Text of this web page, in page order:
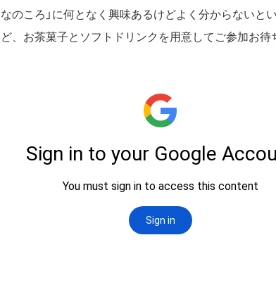
なのころ」に何となく興味あるけどよく分からないと
ど、お茶菓子とソフトドリンクを用意してご参加お待